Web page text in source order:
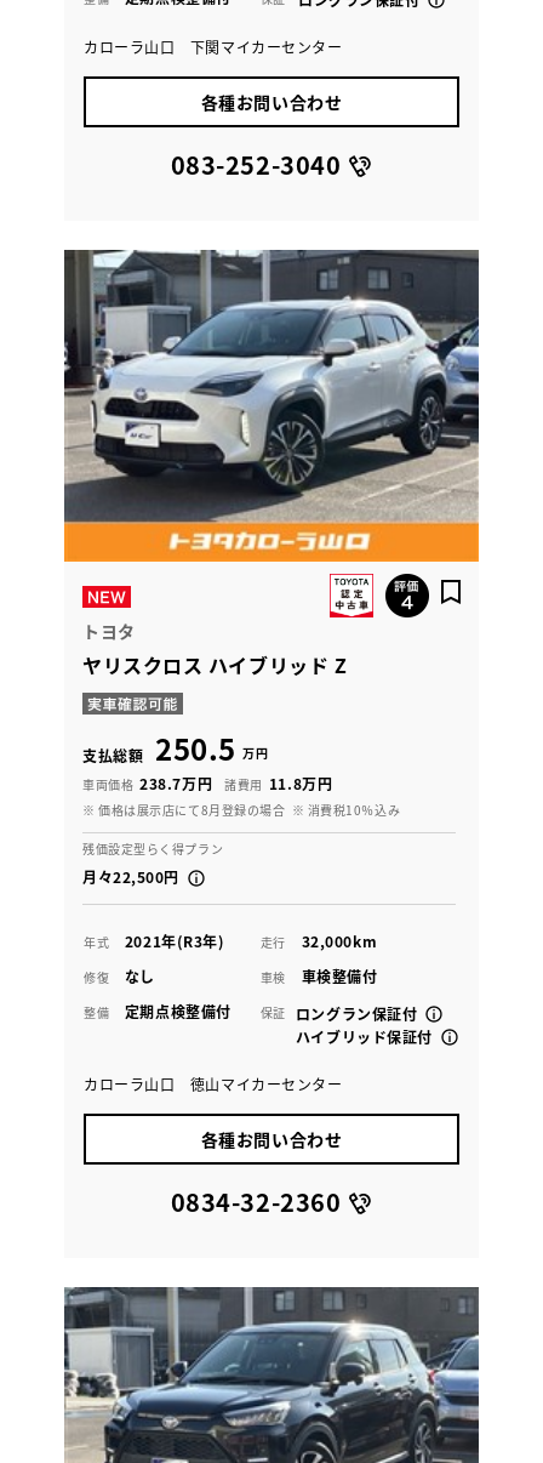
カローラ山口 下関マイカーセンター
各種お問い合わせ
083-252-3040
トヨタ
ヤリスクロス ハイブリッド Z
支払総額 250.5 万円
車両価格 238.7万円 諸費用 11.8万円
※ 価格は展示店にて8月登録の場合 ※ 消費税10％込み
残価設定型らく得プラン
月々22,500円
年式 2021年(R3年) 走行 32,000km
修復 なし 車検 車検整備付
整備 定期点検整備付 保証
ロングラン保証付
ハイブリッド保証付
カローラ山口 徳山マイカーセンター
各種お問い合わせ
0834-32-2360